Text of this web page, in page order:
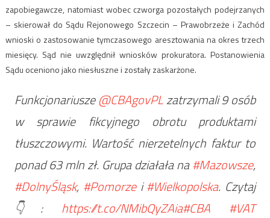
zapobiegawcze, natomiast wobec czworga pozostałych podejrzanych
– skierował do Sądu Rejonowego Szczecin – Prawobrzeże i Zachód
wnioski o zastosowanie tymczasowego aresztowania na okres trzech
miesięcy. Sąd nie uwzględnił wniosków prokuratora. Postanowienia
Sądu oceniono jako niesłuszne i zostały zaskarżone.
Funkcjonariusze@CBAgovPLzatrzymali 9 osób
w sprawie fikcyjnego obrotu produktami
tłuszczowymi. Wartość nierzetelnych faktur to
ponad 63 mln zł. Grupa działała na#Mazowsze,
#DolnyŚląsk, #Pomorzei#Wielkopolska. Czytaj
👇: https://t.co/NMibQyZAia#CBA
#VAT